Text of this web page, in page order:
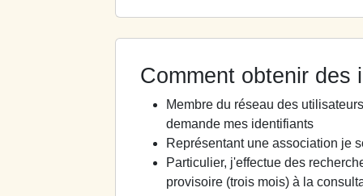
Comment obtenir des
Membre du réseau des
demande mes identifiants
Représentant une association je
Particulier, j'effectue des
provisoire (trois mois) à la